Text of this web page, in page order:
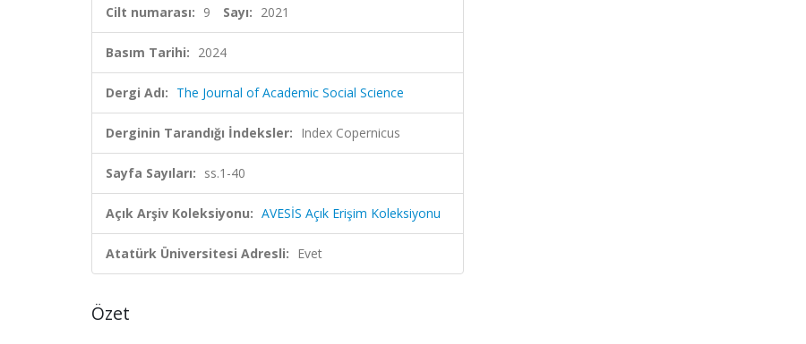
Cilt numarası: 9 Sayı: 2021
Basım Tarihi: 2024
Dergi Adı: The Journal of Academic Social Science
Derginin Tarandığı İndeksler: Index Copernicus
Sayfa Sayıları: ss.1-40
Açık Arşiv Koleksiyonu: AVESİS Açık Erişim Koleksiyonu
Atatürk Üniversitesi Adresli: Evet
Özet